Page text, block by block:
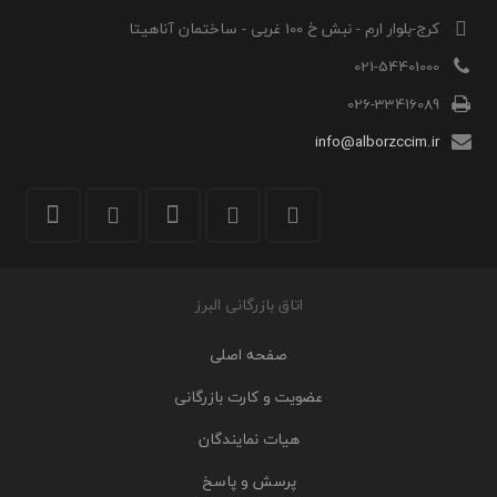
کرج-بلوار ارم - نبش خ 100 غربی - ساختمان آناهیتا
021-54401000
026-33416089
info@alborzccim.ir
اتاق بازرگانی البرز
صفحه اصلی
عضویت و کارت بازرگانی
هیات نمایندگان
پرسش و پاسخ